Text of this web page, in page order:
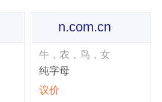
n.com.cn
牛，农，鸟，女
纯字母
议价